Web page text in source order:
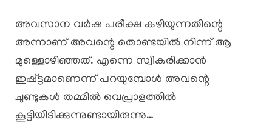
അവസാന വർഷ പരീക്ഷ കഴിയുന്നതിന്റെ
അന്നാണ് അവന്റെ തൊണ്ടയിൽ നിന്ന് ആ
മുള്ളൊഴിഞ്ഞത്. എന്നെ സ്വീകരിക്കാൻ
ഇഷ്ട്ടമാണെന്ന് പറയുമ്പോൾ അവന്റെ
ചുണ്ടുകൾ തമ്മിൽ വെപ്രാളത്തിൽ
കൂട്ടിയിടിക്കുന്നുണ്ടായിരുന്നു…